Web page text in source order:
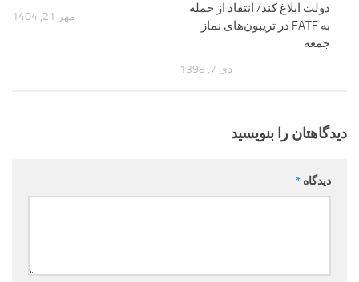
مهر 21, 1404
دولت ابلاغ کند/ انتقاد از حمله
به FATF در تریبون‌های نماز
جمعه
دی 7, 1398
دیدگاهتان را بنویسید
دیدگاه *